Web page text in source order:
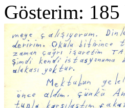
Gösterim: 185